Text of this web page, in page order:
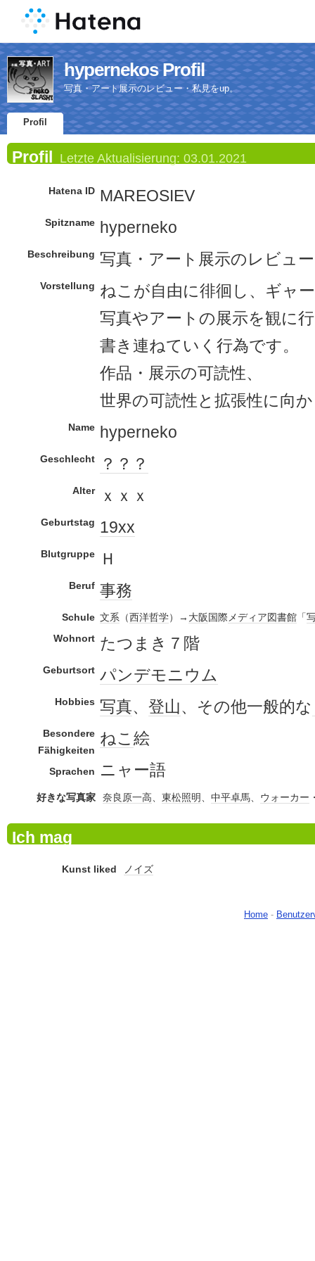
hypernekos Profil
写真・アート展示のレビュー・私見をup。
Profil
Profil Letzte Aktualisierung: 03.01.2021
Hatena ID MAREOSIEV
Spitzname hyperneko
Beschreibung 写真・アート展示のレビュ
Vorstellung ねこが自由に徘徊し、ギャ
写真やアートの展示を観に
書き連ねていく行為です。
作品・展示の可読性、
世界の可読性と拡張性に向
Name hyperneko
Geschlecht ？？？
Alter ｘｘｘ
Geburtstag 19xx
Blutgruppe Ｈ
Beruf 事務
Schule 文系 （西洋哲学）→ 大阪 国際メディア図書館 「
Wohnort たつまき７階
Geburtsort パンデモニウム
Hobbies 写真、 登山、その他一般的な
Besondere
Fähigkeiten
ねこ絵
Sprachen ニャー語
好きな写真家 奈良原一高、 東松照明、 中平卓馬、 ウォーカー
Ich mag
Kunst liked ノイズ
Home -